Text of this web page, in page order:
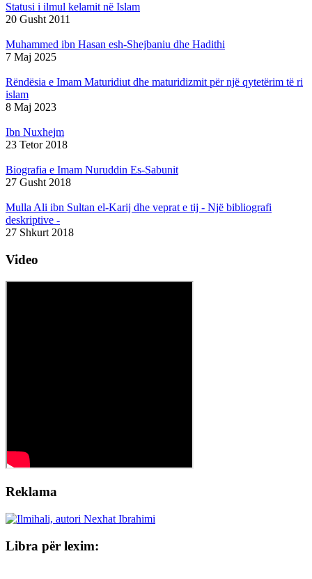
Statusi i ilmul kelamit në Islam
20 Gusht 2011
Muhammed ibn Hasan esh-Shejbaniu dhe Hadithi
7 Maj 2025
Rëndësia e Imam Maturidiut dhe maturidizmit për një qytetërim të ri
islam
8 Maj 2023
Ibn Nuxhejm
23 Tetor 2018
Biografia e Imam Nuruddin Es-Sabunit
27 Gusht 2018
Mulla Ali ibn Sultan el-Karij dhe veprat e tij - Një bibliografi
deskriptive -
27 Shkurt 2018
Video
Reklama
Libra për lexim: